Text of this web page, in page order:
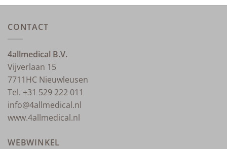
CONTACT
4allmedical B.V.
Vijverlaan 15
7711HC Nieuwleusen
Tel. +31 529 222 011
info@4allmedical.nl
www.4allmedical.nl
WEBWINKEL